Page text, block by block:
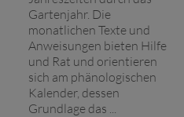
Gartenjahr. Die
monatlichen Texte und
Anweisungen bieten Hilfe
und Rat und orientieren
sich am phänologischen
Kalender, dessen
Grundlage das ...